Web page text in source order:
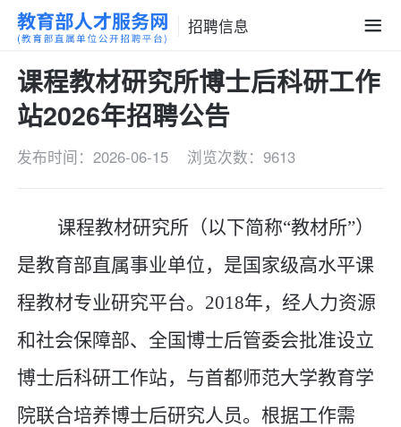
招聘信息
课程教材研究所博士后科研工作
站2026年招聘公告
发布时间：2026-06-15 浏览次数：9613
课程教材研究所（以下简称“教材所”）
是教育部直属事业单位，是国家级高水平课
程教材专业研究平台。 2018年，经人力资源
和社会保障部、全国博士后管委会批准设立
博士后科研工作站，与首都师范大学教育学
院联合培养博士后研究人员。根据工作需